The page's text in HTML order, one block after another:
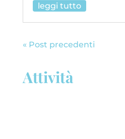
leggi tutto
« Post precedenti
Attività